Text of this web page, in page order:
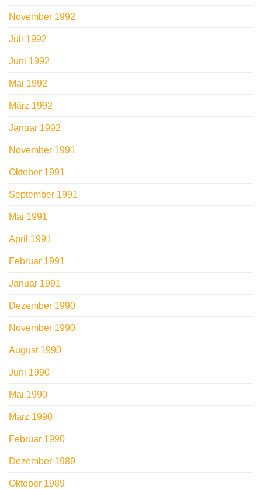
November 1992
Juli 1992
Juni 1992
Mai 1992
März 1992
Januar 1992
November 1991
Oktober 1991
September 1991
Mai 1991
April 1991
Februar 1991
Januar 1991
Dezember 1990
November 1990
August 1990
Juni 1990
Mai 1990
März 1990
Februar 1990
Dezember 1989
Oktober 1989